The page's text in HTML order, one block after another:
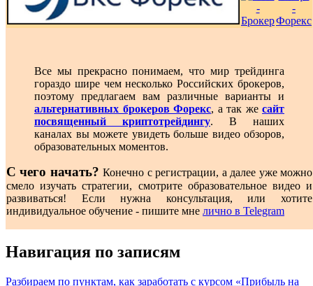
Все мы прекрасно понимаем, что мир трейдинга
гораздо шире чем несколько Российских брокеров,
поэтому предлагаем вам различные варианты и
альтернативных брокеров Форекс, а так же сайт
посвященный криптотрейдингу. В наших
каналах вы можете увидеть больше видео обзоров,
образовательных моментов.
С чего начать?Конечно с регистрации, а далее уже можно
смело изучать стратегии, смотрите образовательное видео и
развиваться! Если нужна консультация, или хотите
индивидуальное обучение - пишите мне лично в Telegram
Навигация по записям
Разбираем по пунктам, как заработать с курсом «Прибыль на